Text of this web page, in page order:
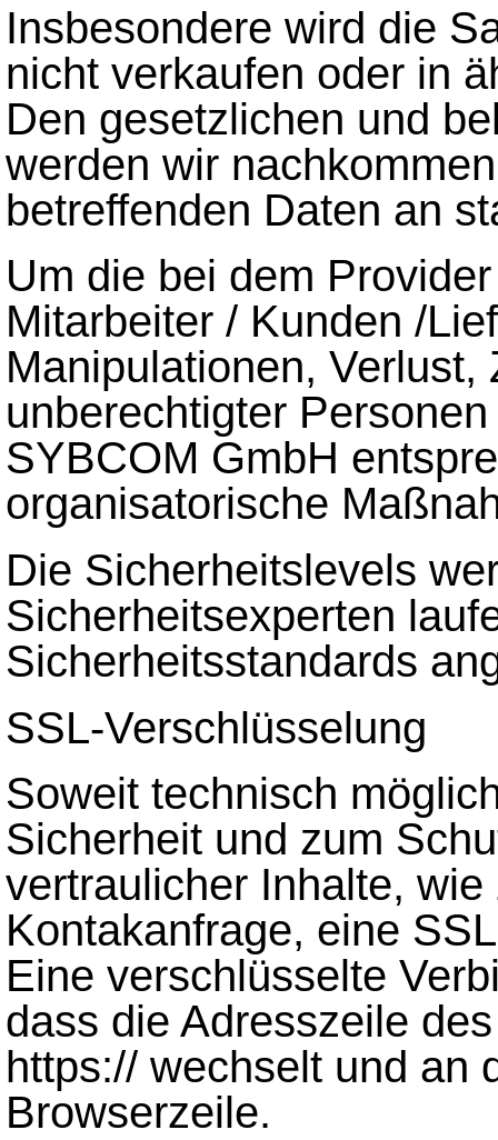
Insbesondere wird die
nicht verkaufen oder in
Den gesetzlichen und
werden wir
betreffenden Daten an
Um die bei dem
Mitarbeiter / Kunden /
Manipulationen,
unberechtigter
SYBCOM GmbH
organisatorische
Die Sicherheitslevels
Sicherheitsexperten
Sicherheitsstandards
SSL-Verschlüsselung
Soweit technisch
Sicherheit und zum
vertraulicher Inhalte,
Kontakanfrage, eine
Eine verschlüsselte
dass die Adresszeile
https:// wechselt und an
Browserzeile.